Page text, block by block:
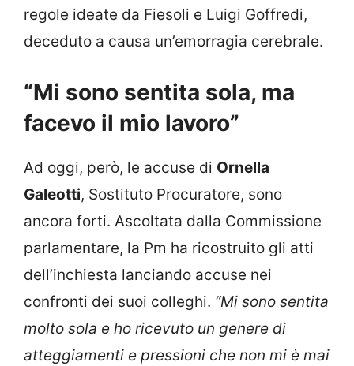
regole ideate da Fiesoli e Luigi Goffredi,
deceduto a causa un’emorragia cerebrale.
“Mi sono sentita sola, ma
facevo il mio lavoro”
Ad oggi, però, le accuse di Ornella
Galeotti, Sostituto Procuratore, sono
ancora forti. Ascoltata dalla Commissione
parlamentare, la Pm ha ricostruito gli atti
dell’inchiesta lanciando accuse nei
confronti dei suoi colleghi. “Mi sono sentita
molto sola e ho ricevuto un genere di
atteggiamenti e pressioni che non mi è mai